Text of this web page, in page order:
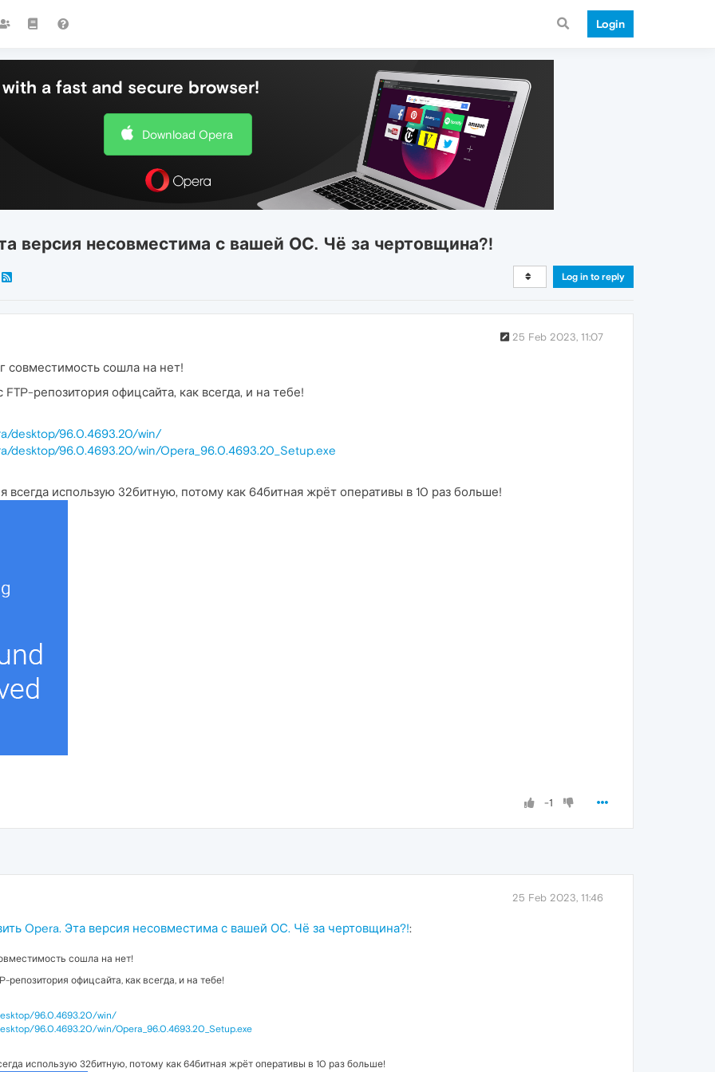
Login
a fast and secure browser!
Download Opera
версия несовместима с вашей ОС. Чё за чертовщина?!
Log in to reply
25 Feb 2023, 11:07
совместимость сошла на нет!
репозитория офицсайта, как всегда, и на тебе!
desktop/96.0.4693.20/win/
desktop/96.0.4693.20/win/Opera_96.0.4693.20_Setup.exe
всегда использую 32битную, потому как 64битная жрёт оперативы в 10 раз больше!
-1
25 Feb 2023, 11:46
Opera. Эта версия несовместима с вашей ОС. Чё за чертовщина?!:
сошла на нет!
репозитория офицсайта, как всегда, и на тебе!
96.0.4693.20/win/
96.0.4693.20/win/Opera_96.0.4693.20_Setup.exe
использую 32битную, потому как 64битная жрёт оперативы в 10 раз больше!